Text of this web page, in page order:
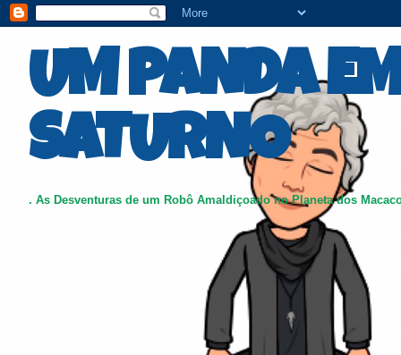
UM PANDA
SATURNO
. As Desventuras de um Robô Amaldiçoado no Planeta dos